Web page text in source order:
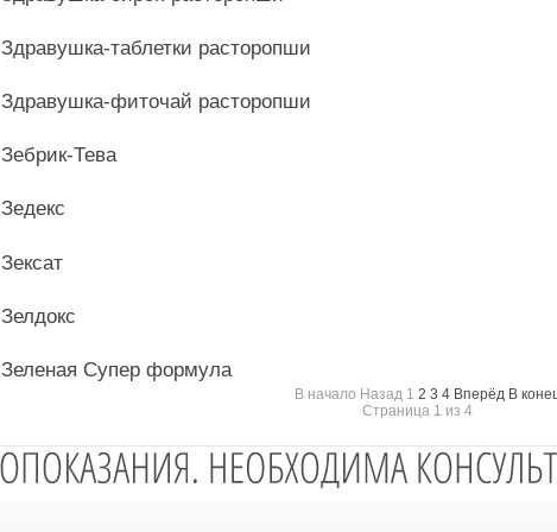
Здравушка-таблетки расторопши
Здравушка-фиточай расторопши
Зебрик-Тева
Зедекс
Зексат
Зелдокс
Зеленая Супер формула
В начало Назад 1 2 3 4 Вперёд В
Страница 1 из 4